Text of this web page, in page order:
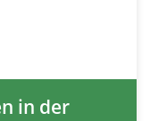
in der